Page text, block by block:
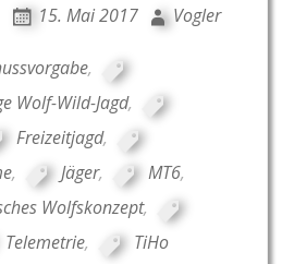
15. Mai 2017 Vogler
,
Wolf-Wild-Jagd,
Freizeitjagd,
, Jäger, MT6,
Wolfskonzept,
Telemetrie,
TiHo